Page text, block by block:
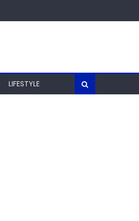
LIFESTYLE